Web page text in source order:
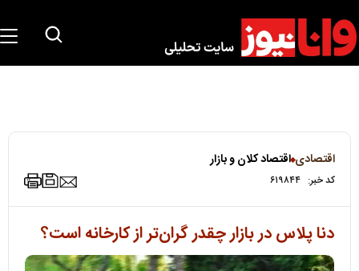
اقتصادی اقتصاد کلان و بازار
کد خبر: ۶۱۹۸۴۴
دنا پلاس در بازار چقدر گران‌تر از کارخانه است؟